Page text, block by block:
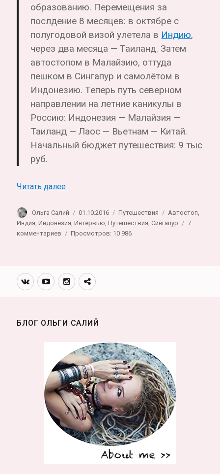
образованию. Перемещения за
послдение 8 месяцев: в октябре с
полугодовой визой улетела в Индию,
через два месяца — Таиланд. Затем
автостопом в Малайзию, оттуда
пешком в Сингапур и самолётом в
Индонезию. Теперь путь северном
направлении на летние каникулы в
Россию: Индонезия — Малайзия —
Таиланд — Лаос — Вьетнам — Китай.
Начальный бюджет путешествия: 9 тыс
руб.
Читать далее«Интервью с Ирой. Про кругосветное
Автор
Ольга Салий Опубликовано
01.10.2016 Рубрики
Путешествия Метки
Автостоп,
Индия,Индонезия,Интервью,Путешествия,Сингапур
7
комментариев
Ирой.
Про
денег
новый
уровень
ощущений
Просмотров: 10 986
Вконтакте
YoutubeИнстаграмм
Телеграм
БЛОГ ОЛЬГИ САЛИЙ